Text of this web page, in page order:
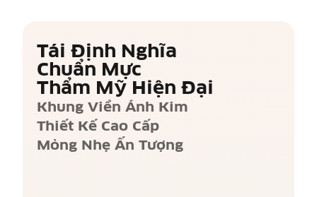
Tái Định Nghĩa
Chuẩn Mực
Thẩm Mỹ Hiện Đại
Khung Viền Ánh Kim
Thiết Kế Cao Cấp
Mỏng Nhẹ Ấn Tượng